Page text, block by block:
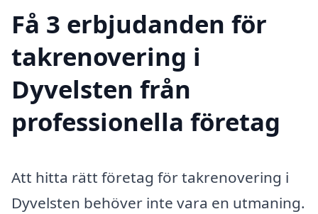
Få 3 erbjudanden för
takrenovering i
Dyvelsten från
professionella företag
Att hitta rätt företag för takrenovering i
Dyvelsten behöver inte vara en utmaning.